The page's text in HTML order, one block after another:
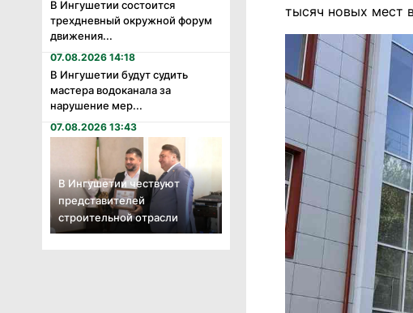
В Ингушетии состоится
трехдневный окружной форум
движения...
07.08.2026 14:18
В Ингушетии будут судить
мастера водоканала за
нарушение мер...
07.08.2026 13:43
В Ингушетии чествуют
представителей
строительной отрасли
тысяч новых мест